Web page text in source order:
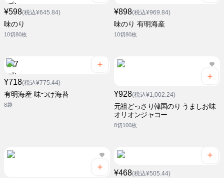
¥598(税込¥645.84)
味のり
10切80枚
¥898(税込¥969.84)
味のり 有明海産
10切80枚
¥718(税込¥775.44)
有明海産 味つけ海苔
8袋
¥928(税込¥1,002.24)
元祖どっさり韓国のり うましお味
オリオンジャコー
8切100枚
¥468(税込¥505.44)